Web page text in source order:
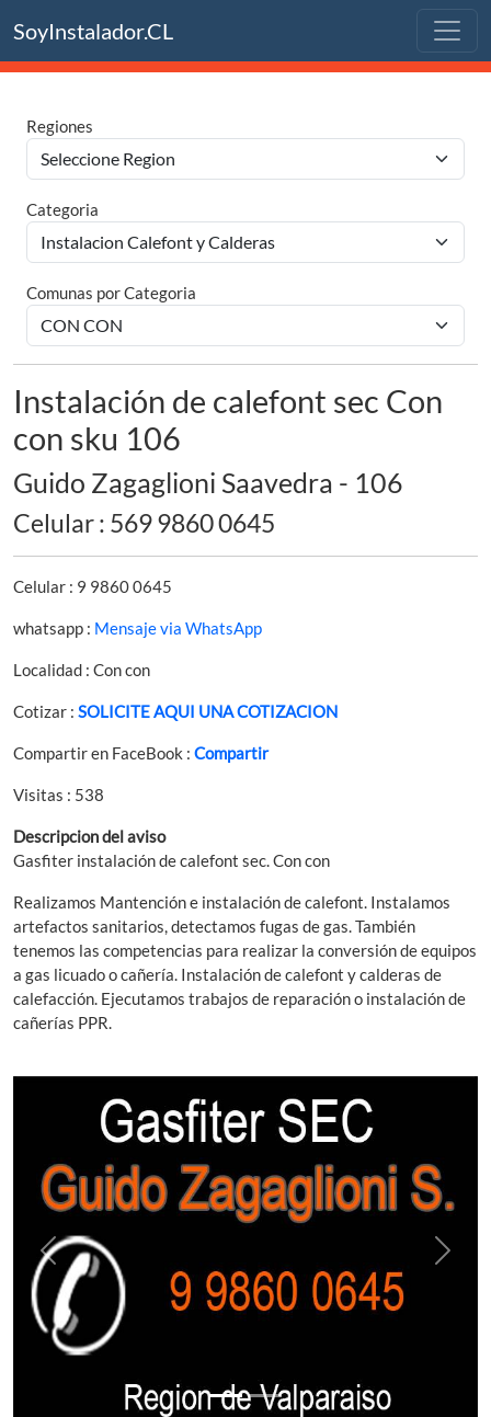
SoyInstalador.CL
Regiones
Categoria
Comunas por Categoria
Instalación de calefont sec Con
con sku 106
Guido Zagaglioni Saavedra - 106
Celular : 569 9860 0645
Celular : 9 9860 0645
whatsapp : Mensaje via WhatsApp
Localidad : Con con
Cotizar : SOLICITE AQUI UNA COTIZACION
Compartir en FaceBook : Compartir
Visitas : 538
Descripcion del aviso
Gasfiter instalación de calefont sec. Con con
Realizamos Mantención e instalación de calefont. Instalamos
artefactos sanitarios, detectamos fugas de gas. También
tenemos las competencias para realizar la conversión de equipos
a gas licuado o cañería. Instalación de calefont y calderas de
calefacción. Ejecutamos trabajos de reparación o instalación de
cañerías PPR.
Previous Next